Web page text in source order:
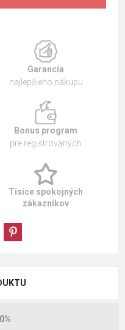
Garancia
najlepšieho nákupu
Bonus program
pre registrovaných
Tisíce spokojných
zákazníkov